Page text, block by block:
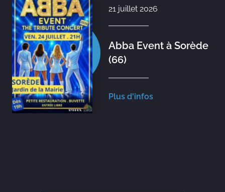
21 juillet 2026
Abba Event à Sorède
(66)
Plus d'infos